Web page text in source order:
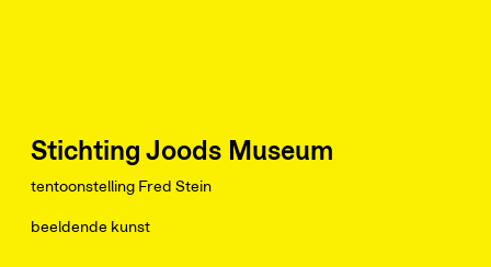
Stichting Joods Museum
tentoonstelling Fred Stein
beeldende kunst